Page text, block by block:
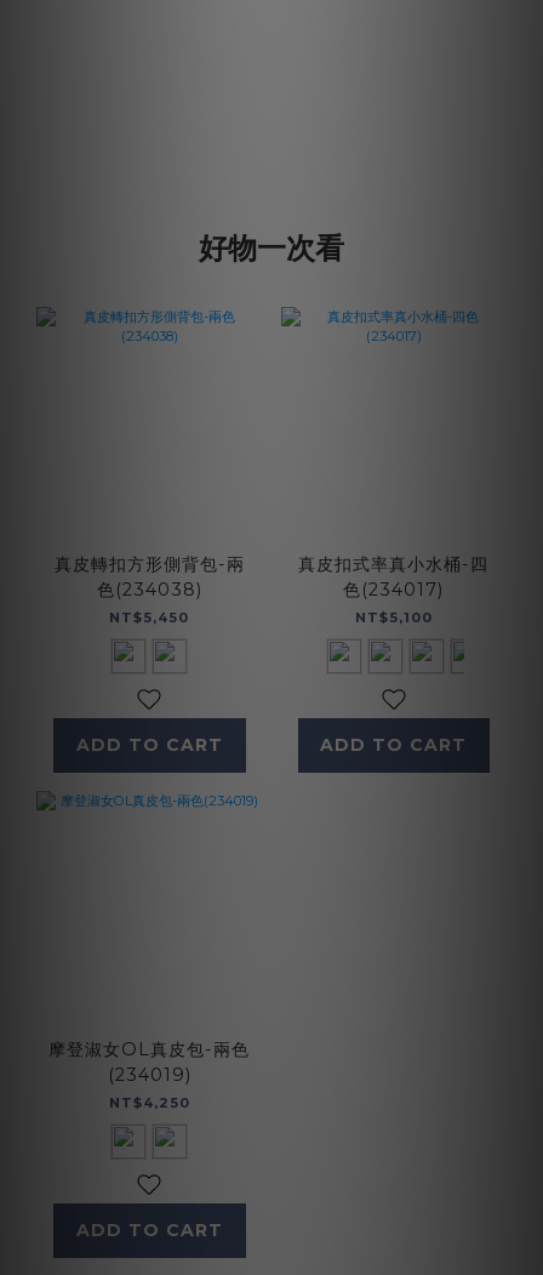
好物一次看
真皮轉扣方形側背包-兩
色(234038)
NT$5,450
ADD TO CART
真皮扣式率真小水桶-四
色(234017)
NT$5,100
ADD TO CART
摩登淑女OL真皮包-兩色
(234019)
NT$4,250
ADD TO CART